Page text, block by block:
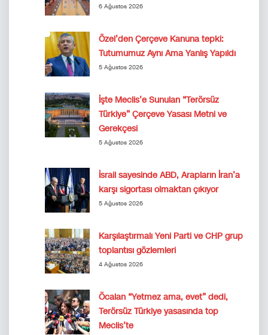
6 Ağustos 2026
Özel’den Çerçeve Kanuna tepki:
Tutumumuz Aynı Ama Yanlış Yapıldı
5 Ağustos 2026
İşte Meclis’e Sunulan “Terörsüz
Türkiye” Çerçeve Yasası Metni ve
Gerekçesi
5 Ağustos 2026
İsrail sayesinde ABD, Arapların İran’a
karşı sigortası olmaktan çıkıyor
5 Ağustos 2026
Karşılaştırmalı Yeni Parti ve CHP grup
toplantısı gözlemleri
4 Ağustos 2026
Öcalan “Yetmez ama, evet” dedi,
Terörsüz Türkiye yasasında top
Meclis’te